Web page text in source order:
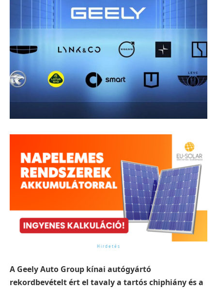
A Geely Auto Group kínai autógyártó
rekordbevételt ért el tavaly a tartós chiphiány és a